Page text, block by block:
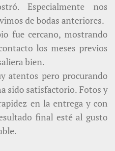
Especialmente nos
de bodas anteriores.
fue cercano, mostrando
los meses previos
bien.
atentos pero procurando
sido satisfactorio. Fotos y
en la entrega y con
final esté al gusto